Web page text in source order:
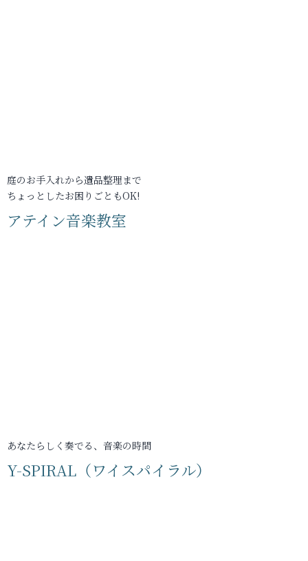
庭のお手入れから遺品整理まで
ちょっとしたお困りごともOK!
アテイン音楽教室
あなたらしく奏でる、音楽の時間
Y-SPIRAL（ワイスパイラル）